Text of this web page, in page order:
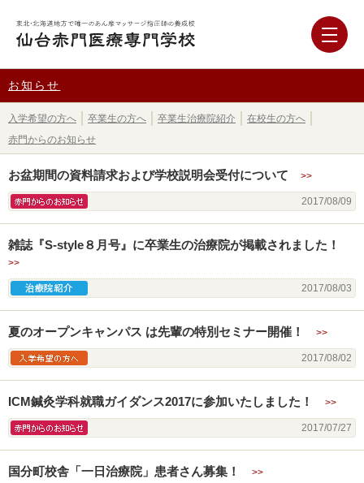
お知らせ
入学希望の方へ 卒業生の方へ 卒業生治療院紹介
在校生の方へ
赤門からのお知らせ
お盆期間の資料請求および学校説明会受付について >>
2017/08/09
雑誌『S-style８月号』に卒業生の治療院が掲載されました！
>>
2017/08/03
夏のオープンキャンパス は先輩の特別セミナー開催！ >>
2017/08/02
ICM鍼灸学科就職ガイダンス2017に参加いたしました！ >>
2017/07/27
国分町校舎「一日治療院」患者さん募集！ >>